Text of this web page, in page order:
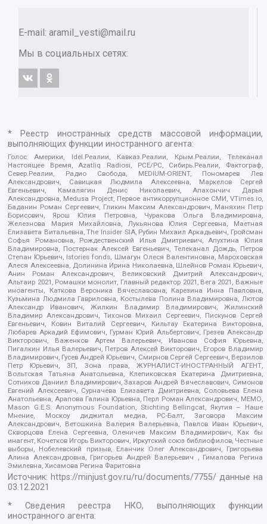
E-mail: aramil_vesti@mail.ru
Мы в социальных сетях:
* Реестр иностранных средств массовой информации,
выполняющих функции иностранного агента:
Голос Америки, Idel.Реалии, Кавказ.Реалии, Крым.Реалии, Телеканал
Настоящее Время, Azatliq Radiosi, PCE/PC, Сибирь.Реалии, Фактограф,
Север.Реалии, Радио Свобода, MEDIUM-ORIENT, Пономарев Лев
Александрович, Савицкая Людмила Алексеевна, Маркелов Сергей
Евгеньевич, Камалягин Денис Николаевич, Апахончич Дарья
Александровна, Medusa Project, Первое антикоррупционное СМИ, VTimes.io,
Баданин Роман Сергеевич, Гликин Максим Александрович, Маняхин Петр
Борисович, Ярош Юлия Петровна, Чуракова Ольга Владимировна,
Железнова Мария Михайловна, Лукьянова Юлия Сергеевна, Маетная
Елизавета Витальевна, The Insider SIA, Рубин Михаил Аркадьевич, Гройсман
Софья Романовна, Рождественский Илья Дмитриевич, Апухтина Юлия
Владимировна, Постернак Алексей Евгеньевич, Телеканал Дождь, Петров
Степан Юрьевич, Istories fonds, Шмагун Олеся Валентиновна, Мароховская
Алеся Алексеевна, Долинина Ирина Николаевна, Шлейнов Роман Юрьевич,
Анин Роман Александрович, Великовский Дмитрий Александрович,
Альтаир 2021, Ромашки монолит, Главный редактор 2021, Вега 2021, Важные
иноагенты, Каткова Вероника Вячеславовна, Карезина Инна Павловна,
Кузьмина Людмила Гавриловна, Костылева Полина Владимировна, Лютов
Александр Иванович, Жилкин Владимир Владимирович, Жилинский
Владимир Александрович, Тихонов Михаил Сергеевич, Пискунов Сергей
Евгеньевич, Ковин Виталий Сергеевич, Кильтау Екатерина Викторовна,
Любарев Аркадий Ефимович, Гурман Юрий Альбертович, Грезев Александр
Викторович, Важенков Артем Валерьевич, Иванова София Юрьевна,
Пигалкин Илья Валерьевич, Петров Алексей Викторович, Егоров Владимир
Владимирович, Гусев Андрей Юрьевич, Смирнов Сергей Сергеевич, Верзилов
Петр Юрьевич, ЗП, Зона права, ЖУРНАЛИСТ-ИНОСТРАННЫЙ АГЕНТ,
Вольтская Татьяна Анатольевна, Клепиковская Екатерина Дмитриевна,
Сотников Даниил Владимирович, Захаров Андрей Вячеславович, Симонов
Евгений Алексеевич, Сурначева Елизавета Дмитриевна, Соловьева Елена
Анатольевна, Арапова Галина Юрьевна, Перл Роман Александрович, МЕМО,
Mason G.E.S. Anonymous Foundation, Stichting Bellingcat, Якутия – Наше
Мнение, Москоу диджитал медиа, РС-Балт, Заговора Максим
Александрович, Ветошкина Валерия Валерьевна, Павлов Иван Юрьевич,
Скворцова Елена Сергеевна, Оленичев Максим Владимирович, Как бы
инагент, Кочетков Игорь Викторович, Иркутский союз библиофилов, Честные
выборы, Нобелевский призыв, Еланчик Олег Александрович, Григорьева
Алина Александровна, Григорьев Андрей Валерьевич , Гималова Регина
Эмилевна, Хисамова Регина Фаритовна
Источник: https://minjust.gov.ru/ru/documents/7755/ данные на
03.12.2021
* Сведения реестра НКО, выполняющих функции
иностранного агента: